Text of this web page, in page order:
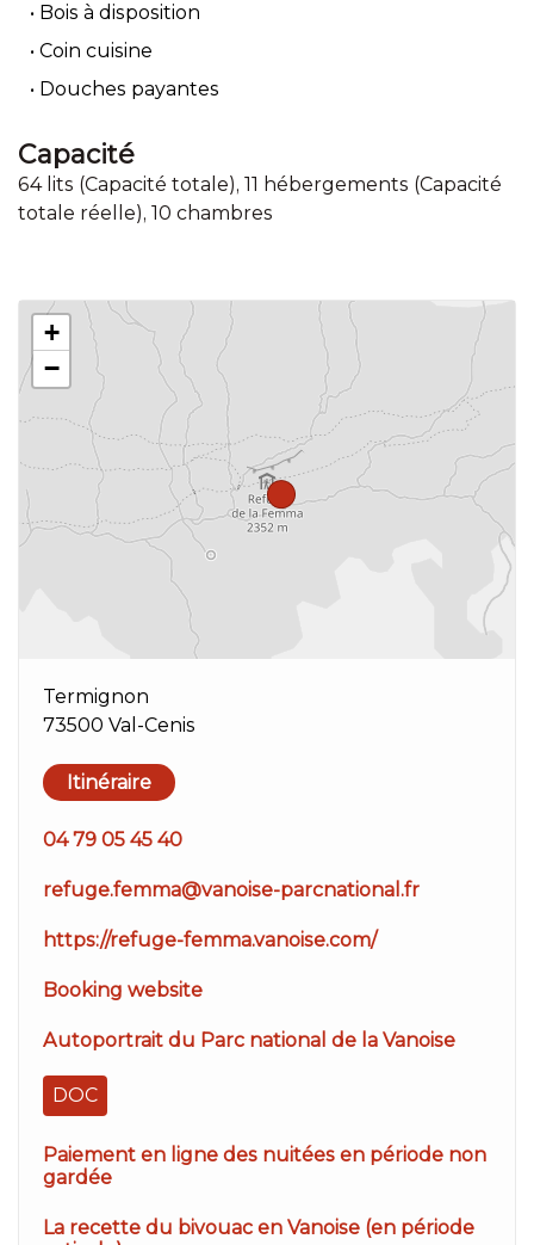
Bois à disposition
Coin cuisine
Douches payantes
Capacité
64 lits (Capacité totale), 11 hébergements (Capacité
totale réelle), 10 chambres
+
−
Termignon
73500 Val-Cenis
Itinéraire
04 79 05 45 40
refuge.femma@vanoise-parcnational.fr
https://refuge-femma.vanoise.com/
Booking website
Autoportrait du Parc national de la Vanoise
DOC
Paiement en ligne des nuitées en période non
gardée
La recette du bivouac en Vanoise (en période